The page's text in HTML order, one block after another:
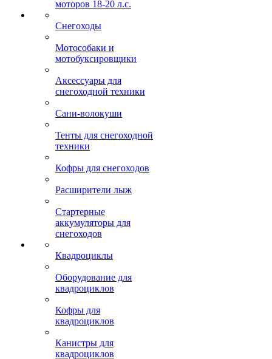
моторов 18-20 л.с.
Снегоходы
Мотособаки и
мотобуксировщики
Аксессуары для
снегоходной техники
Сани-волокуши
Тенты для снегоходной
техники
Кофры для снегоходов
Расширители лыж
Стартерные
аккумуляторы для
снегоходов
Квадроциклы
Оборудование для
квадроциклов
Кофры для
квадроциклов
Канистры для
квадроциклов